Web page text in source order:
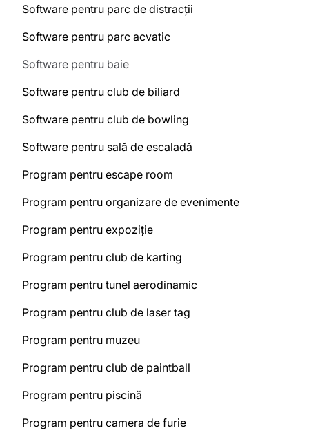
Software pentru parc de distracții
Software pentru parc acvatic
Software pentru baie
Software pentru club de biliard
Software pentru club de bowling
Software pentru sală de escaladă
Program pentru escape room
Program pentru organizare de evenimente
Program pentru expoziție
Program pentru club de karting
Program pentru tunel aerodinamic
Program pentru club de laser tag
Program pentru muzeu
Program pentru club de paintball
Program pentru piscină
Program pentru camera de furie